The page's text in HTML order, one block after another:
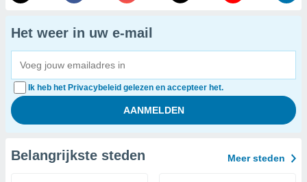
Het weer in uw e-mail
Ik heb het Privacybeleid gelezen en accepteer het.
Belangrijkste steden Meer steden